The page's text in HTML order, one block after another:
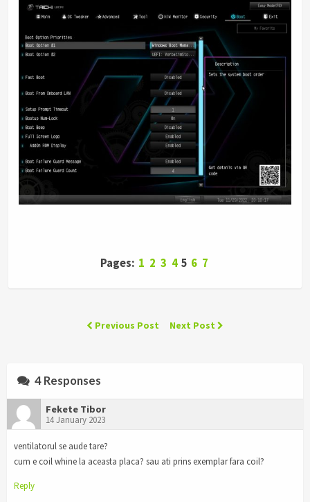
Pages: 1 2 3 4 5 6 7
Previous Post Next Post
4 Responses
Fekete Tibor
14 January 2023
ventilatorul se aude tare?
cum e coil whine la aceasta placa? sau ati prins exemplar fara coil?
Reply